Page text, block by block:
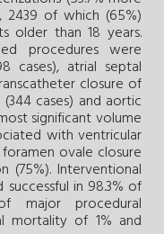
2439 of which (65%)
older than 18 years.
procedures were
cases), atrial septal
closure of
cases) and aortic
significant volume
with ventricular
ovale closure
(75%). Interventional
in 98.3% of
major procedural
mortality of 1% and